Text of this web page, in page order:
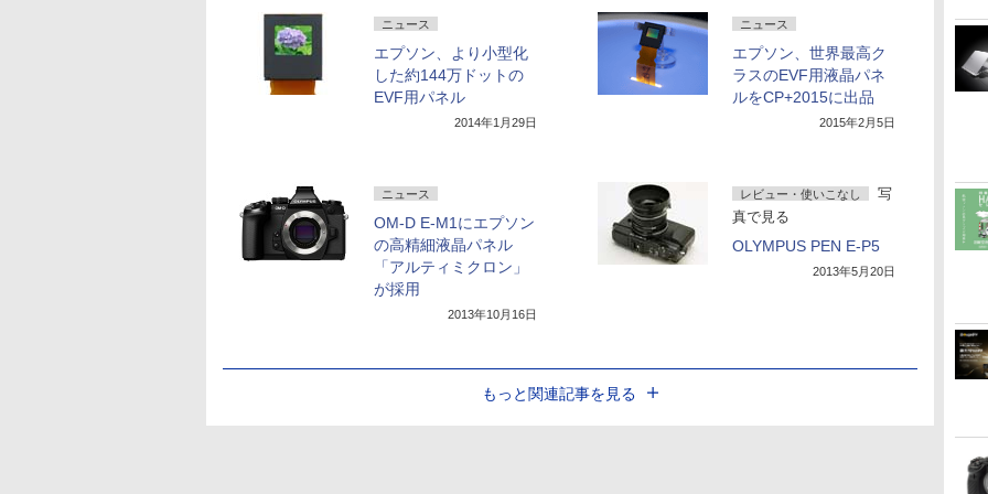
ニュース
エプソン、より小型化
した約144万ドットの
EVF用パネル
2014年1月29日
ニュース
エプソン、世界最高ク
ラスのEVF用液晶パネ
ルをCP+2015に出品
2015年2月5日
ニュース
OM-D E-M1にエプソン
の高精細液晶パネル
「アルティミクロン」
が採用
2013年10月16日
レビュー・使いこなし
写
真で見る
OLYMPUS PEN E-P5
2013年5月20日
もっと関連記事を見る